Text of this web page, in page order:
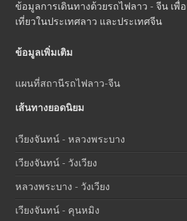
ข้อมูลการเดินทางด้วยรถไฟลาว - จีน เพื่
เที่ยวในประเทศลาว และประเทศจีน
ข้อมูลเพิ่มเติม
แผนที่สถานีรถไฟลาว-จีน
เส้นทางยอดนิยม
เวียงจันทน์ - หลวงพระบาง
เวียงจันทน์ - วังเวียง
หลวงพระบาง - วังเวียง
เวียงจันทน์ - คุนหมิง